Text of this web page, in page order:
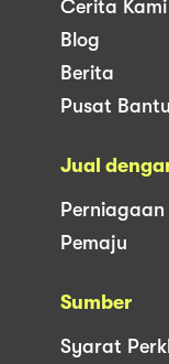
Cerita Kami
Blog
Berita
Pusat
Jual
Perniagaan
Pemaju
Sumber
Syarat